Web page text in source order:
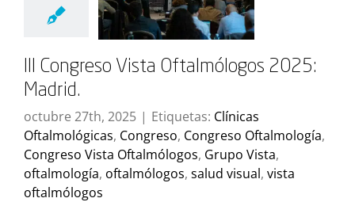
III Congreso Vista Oftalmólogos 2025:
Madrid.
octubre 27th, 2025 | Etiquetas: Clínicas
Oftalmológicas, Congreso, Congreso Oftalmología,
Congreso Vista Oftalmólogos, Grupo Vista,
oftalmología, oftalmólogos, salud visual, vista
oftalmólogos